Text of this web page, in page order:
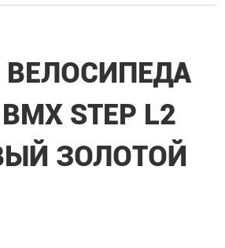
ВЕЛОСИПЕДА
STEP L2
ЗОЛОТОЙ